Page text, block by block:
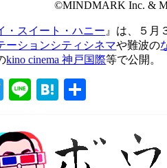
©MINDMARK Inc. &
・スイート・ハニー 』は、５月
ーションシティシネマや難波の
kino cinema 神戸国際等で公開。
TwitterLineHatena